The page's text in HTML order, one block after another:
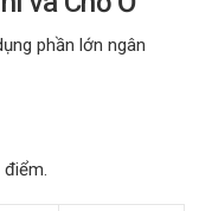
phần lớn ngân